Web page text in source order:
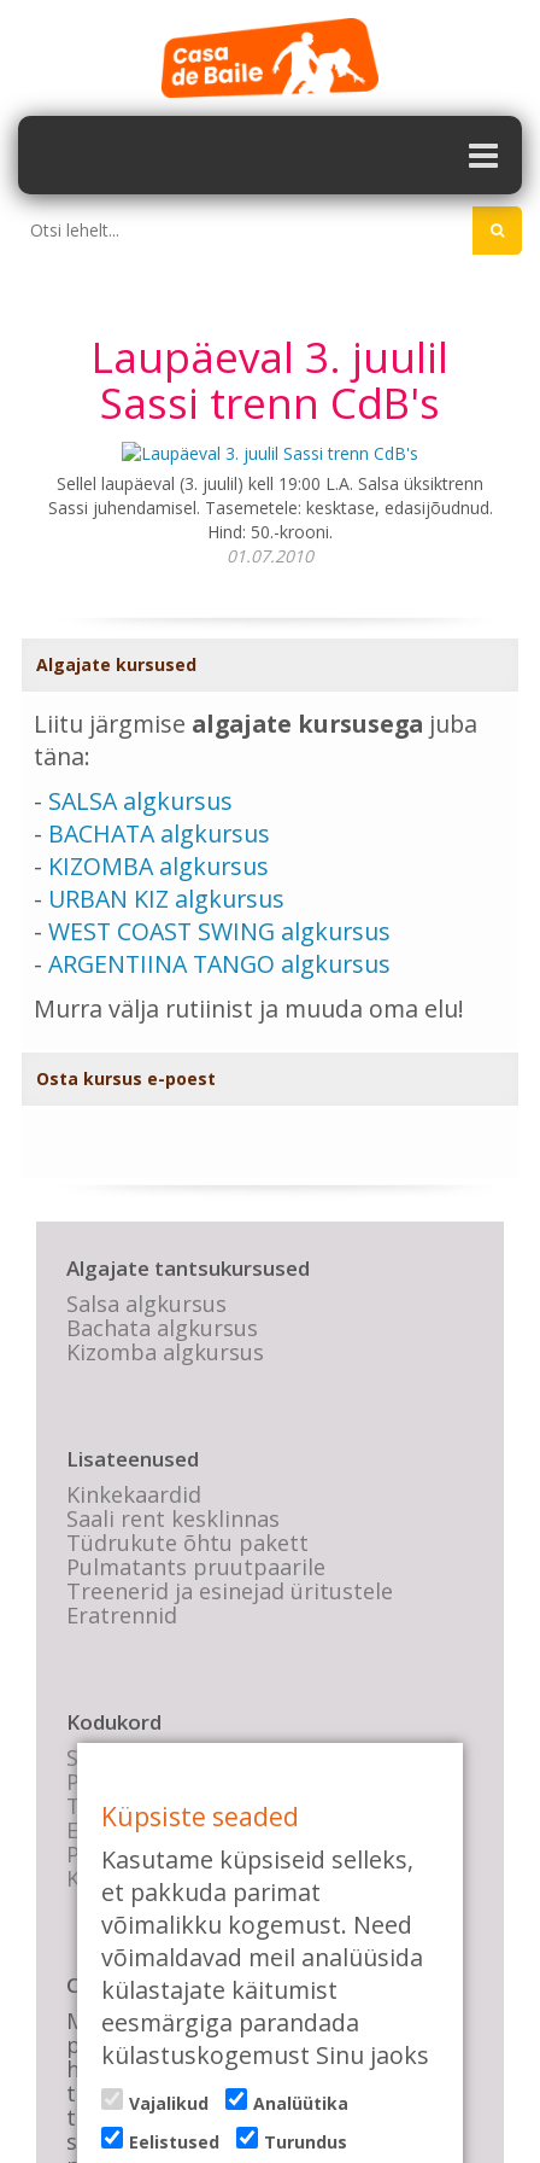
Laupäeval 3. juulil
Sassi trenn CdB's
Sellel laupäeval (3. juulil) kell 19:00 L.A. Salsa üksiktrenn
Sassi juhendamisel. Tasemetele: kesktase, edasijõudnud.
Hind: 50.-krooni.
01.07.2010
Algajate kursused
Liitu järgmise algajate kursusega juba
täna:
- SALSA algkursus
- BACHATA algkursus
- KIZOMBA algkursus
- URBAN KIZ algkursus
- WEST COAST SWING algkursus
- ARGENTIINA TANGO algkursus
Murra välja rutiinist ja muuda oma elu!
Osta kursus e-poest
Algajate tantsukursused
Salsa algkursus
Bachata algkursus
Kizomba algkursus
Lisateenused
Kinkekaardid
Saali rent kesklinnas
Tüdrukute õhtu pakett
Pulmatants pruutpaarile
Treenerid ja esinejad üritustele
Eratrennid
Kodukord
Stuudio sisekord
Privaatsustingimused
Tasemete kirjeldused
E-poe tingimused
Parkimise info
KKK
Casa de Baile
Me pühendume lõbusale olemisele,
positiivsele seltskonnale ja
huvitavatele ning kasulikele
tantsudele. Kui mõnes meie
talveõhtuses trennis tuled kustutada,
siis vaatab vastu säravate silmade
Küpsiste seaded
Kasutame küpsiseid selleks,
et pakkuda parimat
võimalikku kogemust. Need
võimaldavad meil analüüsida
külastajate käitumist
eesmärgiga parandada
külastuskogemust Sinu jaoks
Vajalikud
Analüütika
Eelistused
Turundus